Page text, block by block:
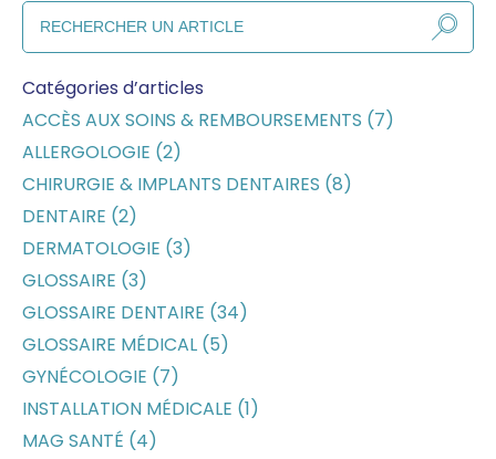
Catégories d’articles
ACCÈS AUX SOINS & REMBOURSEMENTS (7)
ALLERGOLOGIE (2)
CHIRURGIE & IMPLANTS DENTAIRES (8)
DENTAIRE (2)
DERMATOLOGIE (3)
GLOSSAIRE (3)
GLOSSAIRE DENTAIRE (34)
GLOSSAIRE MÉDICAL (5)
GYNÉCOLOGIE (7)
INSTALLATION MÉDICALE (1)
MAG SANTÉ (4)